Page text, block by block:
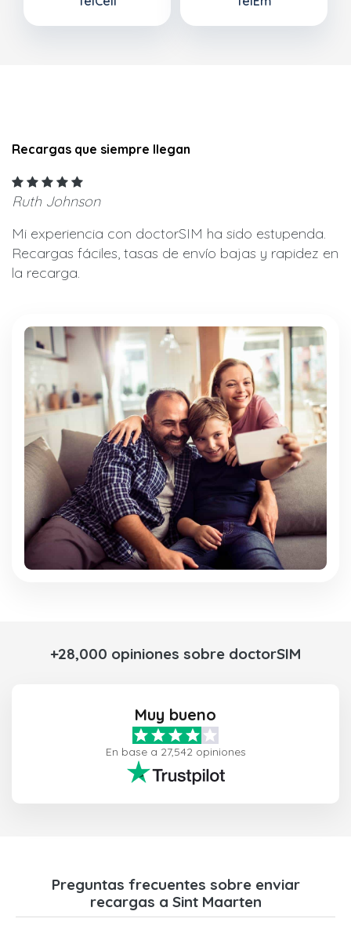
Recargas que siempre llegan
Ruth Johnson
Mi experiencia con doctorSIM ha sido estupenda.
Recargas fáciles, tasas de envío bajas y rapidez en
la recarga.
+28,000 opiniones sobre doctorSIM
Muy bueno
En base a 27,542 opiniones
Preguntas frecuentes sobre enviar
recargas a Sint Maarten